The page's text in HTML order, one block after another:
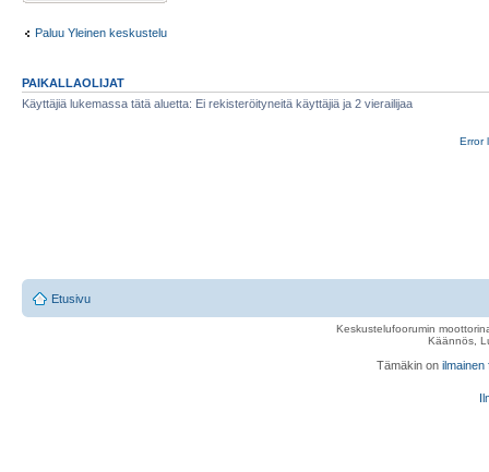
Paluu Yleinen keskustelu
PAIKALLAOLIJAT
Käyttäjiä lukemassa tätä aluetta: Ei rekisteröityneitä käyttäjiä ja 2 vierailijaa
Error
Etusivu
Keskustelufoorumin
Käännös,
Tämäkin on ilmainen